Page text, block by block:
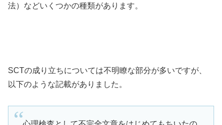
法）などいくつかの種類があります。
SCTの成り立ちについては不明瞭な部分が多いですが、
以下のような記載がありました。